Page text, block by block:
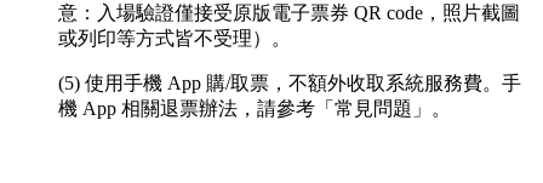
意：入場驗證僅接受原版電子票券 QR code，照片截圖
或列印等方式皆不受理）。
(5) 使用手機 App 購/取票，不額外收取系統服務費。手
機 App 相關退票辦法，請參考「常見問題」。